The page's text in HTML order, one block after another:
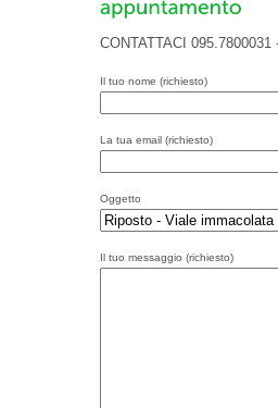
CONTATTACI 095.7800031
Il tuo nome (richiesto)
La tua email (richiesto)
Oggetto
Il tuo messaggio (richiesto)